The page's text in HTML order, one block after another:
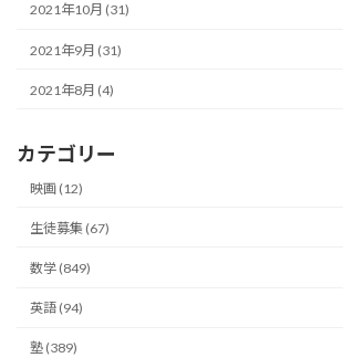
2021年10月 (31)
2021年9月 (31)
2021年8月 (4)
カテゴリー
映画 (12)
生徒募集 (67)
数学 (849)
英語 (94)
塾 (389)